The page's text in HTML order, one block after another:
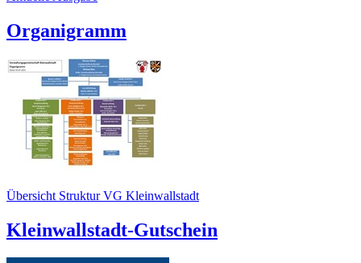
Organigramm
Übersicht Struktur VG Kleinwallstadt
Kleinwallstadt-Gutschein